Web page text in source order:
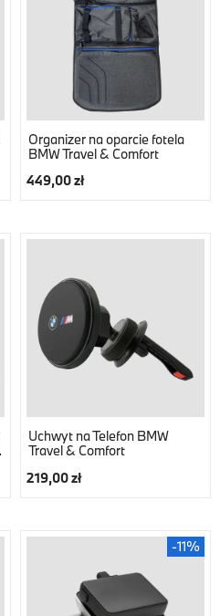
Organizer na oparcie fotela
BMW Travel & Comfort
449,00 zł
Uchwyt na Telefon BMW
Travel & Comfort
219,00 zł
-11%